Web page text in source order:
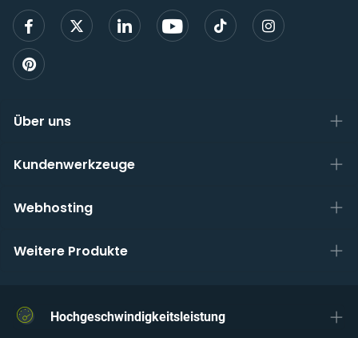
Über uns
Kundenwerkzeuge
Webhosting
Weitere Produkte
Hochgeschwindigkeitsleistung